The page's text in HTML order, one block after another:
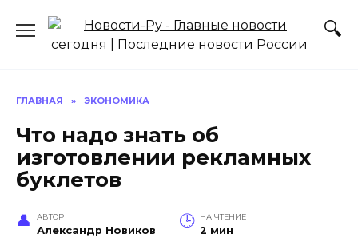
содержанию
ГЛАВНАЯ » ЭКОНОМИКА
Что надо знать об
изготовлении рекламных
буклетов
АВТОР
Александр Новиков
НА ЧТЕНИЕ
2 мин